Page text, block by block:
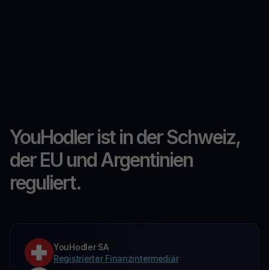
YouHodler ist in der Schweiz,
der EU und Argentinien
reguliert.
YouHodler SA
Registrierter Finanzintermediär